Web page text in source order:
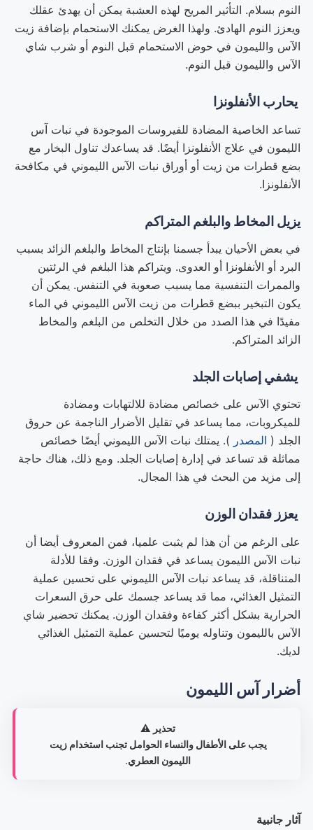
النوم بسلام. التأثير المريح لهذه العشبة يمكن أن يهدئ عقلك
ويعزز النوم الهادئ. ولهذا الغرض يمكنك الاستحمام بإضافة زيت
الآس والليمون في حوض الاستحمام قبل النوم أو شرب شاي
الآس والليمون قبل النوم.
يحارب الأنفلونزا
تساعد الخاصية المضادة للفيروسات الموجودة في نبات آس
الليمون في علاج الأنفلونزا أيضًا. قد يساعدك تناول البخار مع
بضع قطرات من زيت أو أوراق نبات الآس الليموني في مكافحة
الأنفلونزا.
يزيل المخاط والبلغم المتراكم
في بعض الأحيان يبدأ جسمنا بإنتاج المخاط والبلغم الزائد بسبب
البرد أو الأنفلونزا أو العدوى. ويتراكم هذا البلغم في الرئتين
والممرات التنفسية مما يسبب صعوبة في التنفس. يمكن أن
يكون التبخير ببضع قطرات من زيت الآس الليموني في الماء
مفيدًا في هذا الصدد من خلال التخلص من البلغم والمخاط
الزائد المتراكم.
يشفي إصابات الجلد
تحتوي الآس على خصائص مضادة للالتهابات ومضادة
للميكروبات، مما يساعد في تقليل الأضرار الناجمة عن حروق
الجلد ( المصدر ). يمتلك نبات الآس الليموني أيضًا خصائص
مماثلة قد تساعد في إدارة إصابات الجلد. ومع ذلك، هناك حاجة
إلى مزيد من البحث في هذا المجال.
يعزز فقدان الوزن
على الرغم من أن هذا لم يثبت علميا، فمن المعروف أيضا أن
نبات الآس الليمون يساعد في فقدان الوزن. وفقا للأدلة
المتناقلة، قد يساعد نبات الآس الليموني على تحسين عملية
التمثيل الغذائي، مما قد يساعد جسمك على حرق السعرات
الحرارية بشكل أكثر كفاءة وفقدان الوزن. يمكنك تحضير شاي
الآس بالليمون وتناوله يوميًا لتحسين عملية التمثيل الغذائي
لديك.
أضرار آس الليمون
تحذير ⚠️
يجب على الأطفال والنساء الحوامل تجنب استخدام زيت
الليمون العطري.
آثار جانبية